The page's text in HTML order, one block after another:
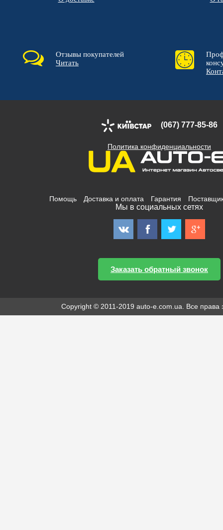
Отзывы покупателей
Читать
(067) 777-85-86
Политика конфиденциальности
Помощь Доставка и оплата Гарантия
Мы в социальных сетях
Заказать обратный звонок
Copyright © 2011-2019 auto-e.com.ua. Все